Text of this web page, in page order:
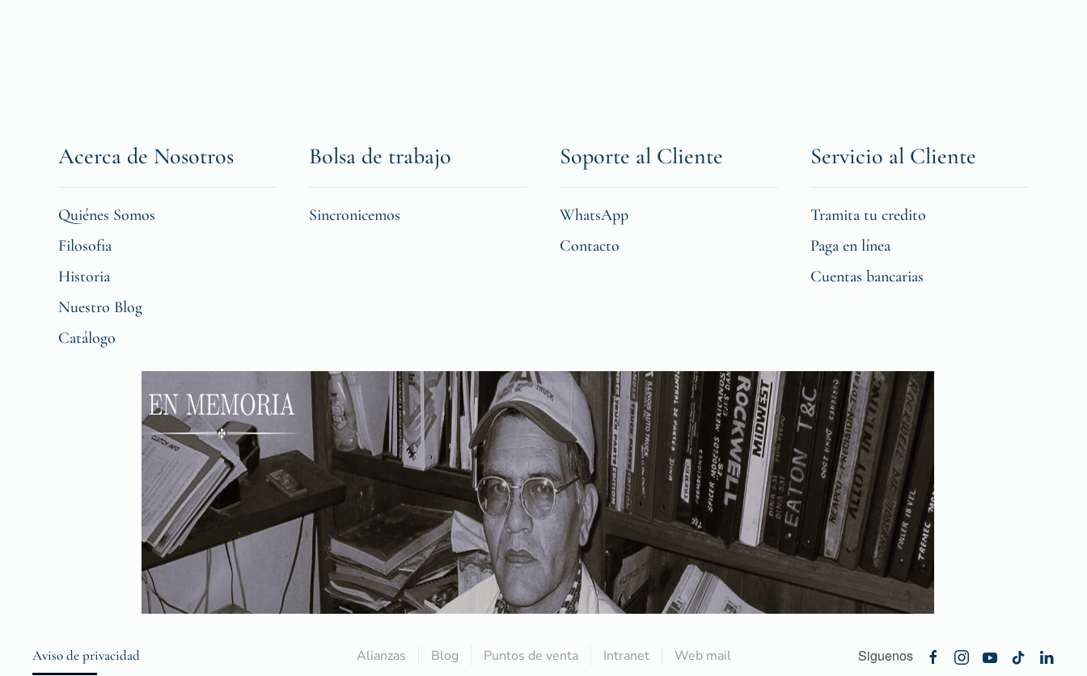
Acerca de Nosotros
Quiénes Somos
Filosofia
Historia
Nuestro Blog
Catálogo
Bolsa de trabajo
Sincronicemos
Soporte al Cliente
WhatsApp
Contacto
Servicio al Cliente
Tramita tu credito
Paga en línea
Cuentas bancarias
Aviso de privacidad Alianzas Blog Puntos de venta Intranet Web mail Siguenos